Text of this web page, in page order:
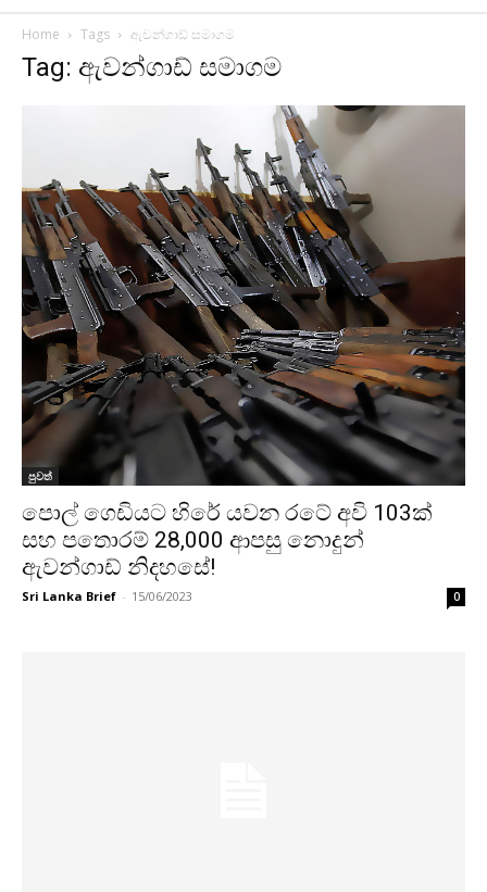
Home Tags ඇවන්ගාඩ් සමාගම
Tag: ඇවන්ගාඩ් සමාගම
පුවත්
පොල් ගෙඩියට හිරේ යවන රටේ අවි 103ක්
සහ පතොරම් 28,000 ආපසු නොදුන්
ඇවන්ගාඩ් නිදහසේ!
Sri Lanka Brief - 15/06/2023 0